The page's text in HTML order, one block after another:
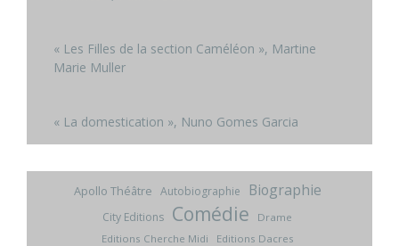
« Les Filles de la section Caméléon », Martine
Marie Muller
« La domestication », Nuno Gomes Garcia
Apollo Théâtre Autobiographie Biographie
City Editions Comédie
Drame
Editions Cherche Midi
Editions Dacres